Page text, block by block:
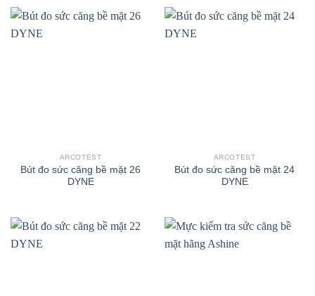
ARCOTEST
Bút đo sức căng bề mặt 26
DYNE
ARCOTEST
Bút đo sức căng bề mặt 24
DYNE